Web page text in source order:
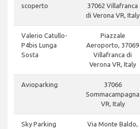
scoperto
37062 Villafranca
di Verona VR, Italy
Valerio Catullo-
P4bis Lunga
Sosta
Piazzale
Aeroporto, 37069
Villafranca di
Verona VR, Italy
Avioparking
37066
Sommacampagna
VR, Italy
Sky Parking
Via Monte Baldo,